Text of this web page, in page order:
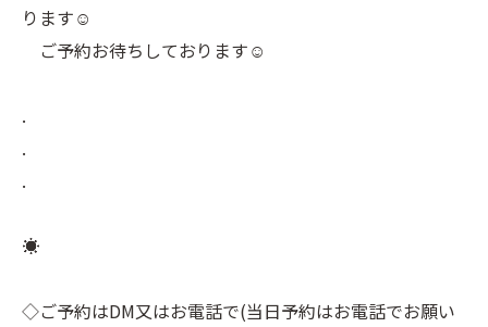
ります☺︎
ご予約お待ちしております☺︎
.
.
.
☀︎⠀
◇ご予約はDM又はお電話で(当日予約はお電話でお願い